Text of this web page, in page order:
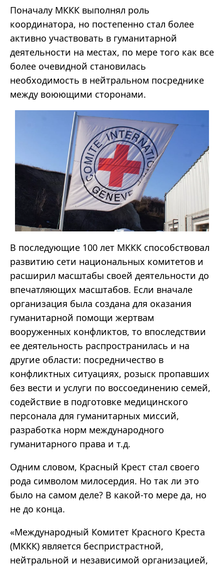
Поначалу МККК выполнял роль
координатора, но постепенно стал более
активно участвовать в гуманитарной
деятельности на местах, по мере того как все
более очевидной становилась
необходимость в нейтральном посреднике
между воюющими сторонами.
В последующие 100 лет МККК способствовал
развитию сети национальных комитетов и
расширил масштабы своей деятельности до
впечатляющих масштабов. Если вначале
организация была создана для оказания
гуманитарной помощи жертвам
вооруженных конфликтов, то впоследствии
ее деятельность распространилась и на
другие области: посредничество в
конфликтных ситуациях, розыск пропавших
без вести и услуги по воссоединению семей,
содействие в подготовке медицинского
персонала для гуманитарных миссий,
разработка норм международного
гуманитарного права и т.д.
Одним словом, Красный Крест стал своего
рода символом милосердия. Но так ли это
было на самом деле? В какой-то мере да, но
не до конца.
«Международный Комитет Красного Креста
(МККК) является беспристрастной,
нейтральной и независимой организацией,